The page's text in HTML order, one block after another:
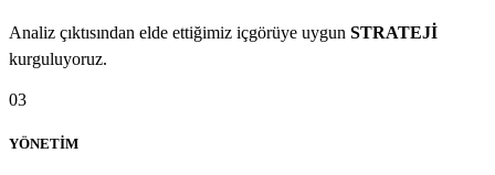
Analiz çıktısından elde ettiğimiz içgörüye uygun STRATEJİ
kurguluyoruz.
03
YÖNETİM